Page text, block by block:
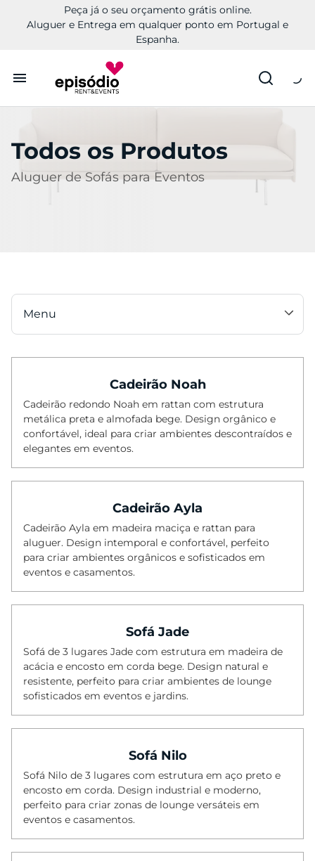
Peça já o seu orçamento grátis online.
Aluguer e Entrega em qualquer ponto em Portugal e
Espanha.
Aluguer
Conheça a Episódio
Contactos
Todos os Produtos
Aluguer de Sofás para Eventos
Menu
Mesas
Mesas Altas
Cadeiras Altas
Sofás
Poltronas
Pufes
Bancos
Balcões
Mesas de Bolo
Biombos
Vasos
Almofadas
Lanternas
Utilitários
Cadeirão Noah
Cadeirão redondo Noah em rattan com estrutura
metálica preta e almofada bege. Design orgânico e
confortável, ideal para criar ambientes descontraídos e
elegantes em eventos.
Cadeirão Ayla
Cadeirão Ayla em madeira maciça e rattan para
aluguer. Design intemporal e confortável, perfeito
para criar ambientes orgânicos e sofisticados em
eventos e casamentos.
Sofá Jade
Sofá de 3 lugares Jade com estrutura em madeira de
acácia e encosto em corda bege. Design natural e
resistente, perfeito para criar ambientes de lounge
sofisticados em eventos e jardins.
Sofá Nilo
Sofá Nilo de 3 lugares com estrutura em aço preto e
encosto em corda. Design industrial e moderno,
perfeito para criar zonas de lounge versáteis em
eventos e casamentos.